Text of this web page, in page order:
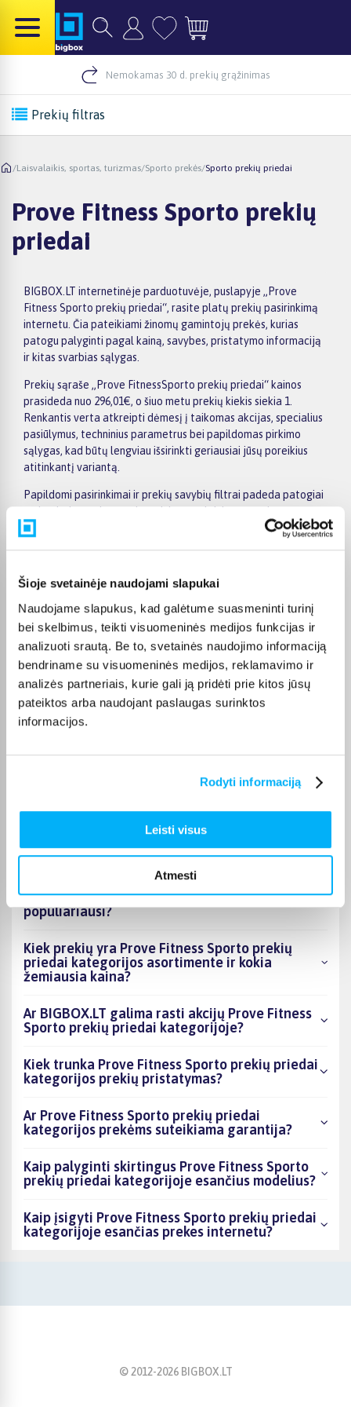
Šioje svetainėje naudojami slapukai
Naudojame slapukus, kad galėtume suasmeninti turinį
bei skelbimus, teikti visuomeninės medijos funkcijas ir
analizuoti srautą. Be to, svetainės naudojimo informaciją
bendriname su visuomeninės medijos, reklamavimo ir
analizės partneriais, kurie gali ją pridėti prie kitos jūsų
pateiktos arba naudojant paslaugas surinktos
informacijos.
Rodyti informaciją
Leisti visus
Atmesti
Nemokamas 30 d. prekių grąžinimas
Prekių filtras
/Laisvalaikis, sportas, turizmas/Sporto prekės/Sporto prekių priedai
Prove Fitness Sporto prekių
priedai
BIGBOX.LT internetinėje parduotuvėje, puslapyje „Prove
Fitness Sporto prekių priedai“, rasite platų prekių pasirinkimą
internetu. Čia pateikiami žinomų gamintojų prekės, kurias
patogu palyginti pagal kainą, savybes, pristatymo informaciją
ir kitas svarbias sąlygas.
Prekių sąraše „Prove FitnessSporto prekių priedai“ kainos
prasideda nuo 296,01€, o šiuo metu prekių kiekis siekia 1.
Renkantis verta atkreipti dėmesį į taikomas akcijas, specialius
pasiūlymus, techninius parametrus bei papildomas pirkimo
sąlygas, kad būtų lengviau išsirinkti geriausiai jūsų poreikius
atitinkantį variantą.
Papildomi pasirinkimai ir prekių savybių filtrai padeda patogiai
susiaurinti asortimentą ir greičiau rasti tinkamą prekę.
Peržiūrėkite „Prove FitnessSporto prekių priedai“ pasiūlymus
terminą.
Pirkėjų atsiliepimai apie prekes
Vygantas G.
Geras, tvirtas - kokybiškas suoliukas.
Kokie Prove Fitness Sporto prekių priedai
kategorijoje esantys produktai šiuo metu
populiariausi?
Kiek prekių yra Prove Fitness Sporto prekių
priedai kategorijos asortimente ir kokia
žemiausia kaina?
Ar BIGBOX.LT galima rasti akcijų Prove Fitness
Sporto prekių priedai kategorijoje?
Kiek trunka Prove Fitness Sporto prekių priedai
kategorijos prekių pristatymas?
Ar Prove Fitness Sporto prekių priedai
kategorijos prekėms suteikiama garantija?
Kaip palyginti skirtingus Prove Fitness Sporto
prekių priedai kategorijoje esančius modelius?
Kaip įsigyti Prove Fitness Sporto prekių priedai
kategorijoje esančias prekes internetu?
© 2012-2026BIGBOX.LT